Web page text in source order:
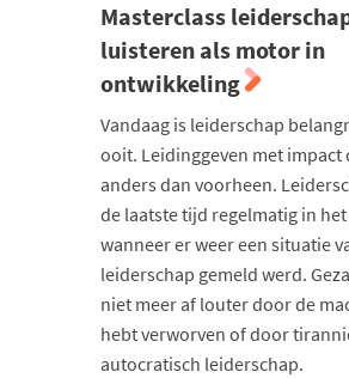
Masterclass
luisteren als motor in
ontwikkeling
Vandaag is leiderschap
ooit. Leidinggeven met impact
anders dan voorheen.
de laatste tijd regelmatig in
wanneer er weer een situatie
leiderschap gemeld werd.
niet meer af louter door de
hebt verworven of door
autocratisch leiderschap.